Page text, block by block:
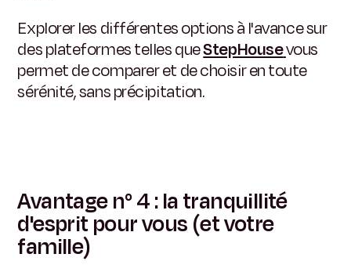
Explorer les différentes options à l'avance sur
des plateformes telles queStepHousevous
permet de comparer et de choisir en toute
sérénité, sans précipitation.
Avantage n° 4 : la tranquillité
d'esprit pour vous (et votre
famille)